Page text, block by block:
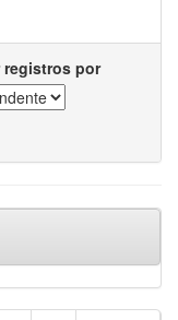
registros por